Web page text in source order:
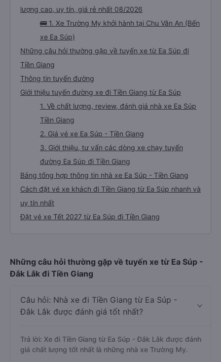
lượng cao, uy tín, giá rẻ nhất 08/2026
🚌 1. Xe Trường My khởi hành tại Chu Văn An (Bến
xe Ea Súp)
Những câu hỏi thường gặp về tuyến xe từ Ea Súp đi
Tiền Giang
Thông tin tuyến đường
Giới thiệu tuyến đường xe đi Tiền Giang từ Ea Súp
1. Về chất lượng, review, đánh giá nhà xe Ea Súp
Tiền Giang
2. Giá vé xe Ea Súp - Tiền Giang
3. Giới thiệu, tư vấn các dòng xe chạy tuyến
đường Ea Súp đi Tiền Giang
Bảng tổng hợp thông tin nhà xe Ea Súp - Tiền Giang
Cách đặt vé xe khách đi Tiền Giang từ Ea Súp nhanh và
uy tín nhất
Đặt vé xe Tết 2027 từ Ea Súp đi Tiền Giang
Những câu hỏi thường gặp về tuyến xe từ Ea Súp -
Đắk Lắk đi Tiền Giang
Câu hỏi: Nhà xe đi Tiền Giang từ Ea Súp -
Đắk Lắk được đánh giá tốt nhất?
Trả lời: Xe đi Tiền Giang từ Ea Súp - Đắk Lắk được đánh
giá chất lượng tốt nhất là những nhà xe Trường My.